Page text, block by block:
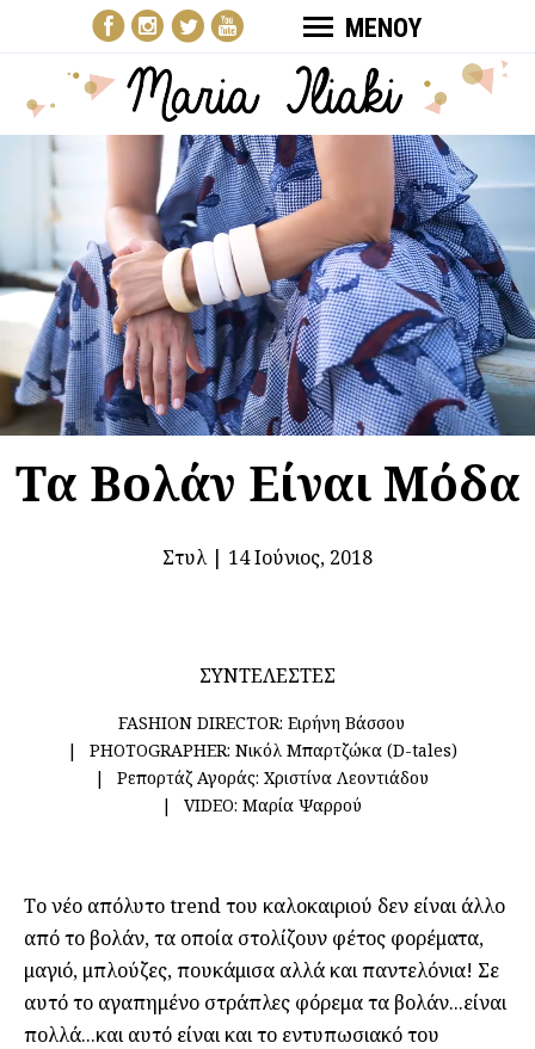
ΜΕΝΟΥ
Τα Βολάν Είναι Μόδα
Στυλ| 14 Ιούνιος, 2018
ΣΥΝΤΕΛΕΣΤΕΣ
FASHION DIRECTOR: Ειρήνη Βάσσου
PHOTOGRAPHER: Νικόλ Μπαρτζώκα (D-tales)
Ρεπορτάζ Αγοράς: Χριστίνα Λεοντιάδου
VIDEO: Μαρία Ψαρρού
Το νέο απόλυτο trend του καλοκαιριού δεν είναι άλλο
από το βολάν, τα οποία στολίζουν φέτος φορέματα,
μαγιό, μπλούζες, πουκάμισα αλλά και παντελόνια! Σε
αυτό το αγαπημένο στράπλες φόρεμα τα βολάν...είναι
πολλά...και αυτό είναι και το εντυπωσιακό του